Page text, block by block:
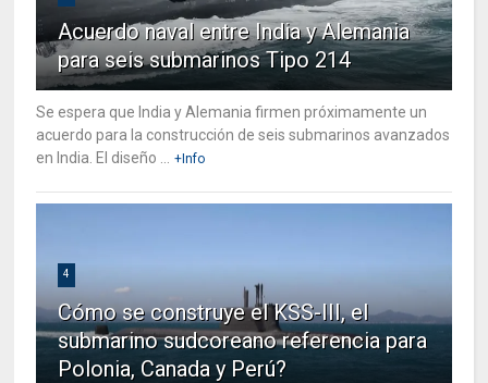
Acuerdo naval entre India y Alemania
para seis submarinos Tipo 214
Se espera que India y Alemania firmen próximamente un
acuerdo para la construcción de seis submarinos avanzados
en India. El diseño ...
+Info
4
Cómo se construye el KSS-III, el
submarino sudcoreano referencia para
Polonia, Canada y Perú?